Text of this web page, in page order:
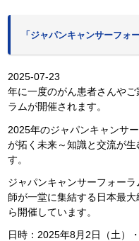
「ジャパンキャンサーフォ
2025-07-23
年に一度のがん患者さんや
ラムが開催されます。
2025年のジャパンキャンサ
が拓く未来～知識と交流が
す。
ジャパンキャンサーフォー
師が一堂に集結する日本最
ら開催しています。
日時：2025年8月2日（土）